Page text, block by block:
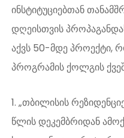
ინსტიტუციებთან
დღეისთვის
აქვს 50-მდე პროექტი,
პროგრამის ქოლგის
1. „თბილისის
წლის დეკემბრიდან